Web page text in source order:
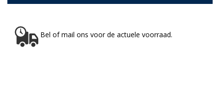
Bel of mail ons voor de actuele voorraad.